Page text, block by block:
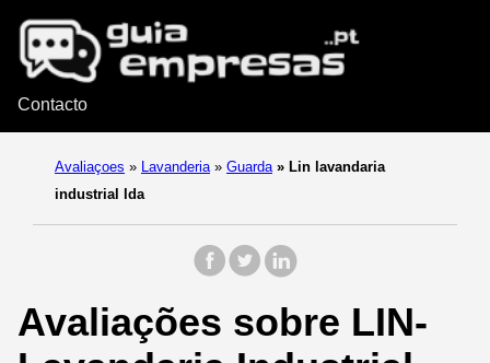
Contacto
Avaliaçoes » Lavanderia » Guarda » Lin lavandaria
industrial lda
Avaliações sobre LIN-